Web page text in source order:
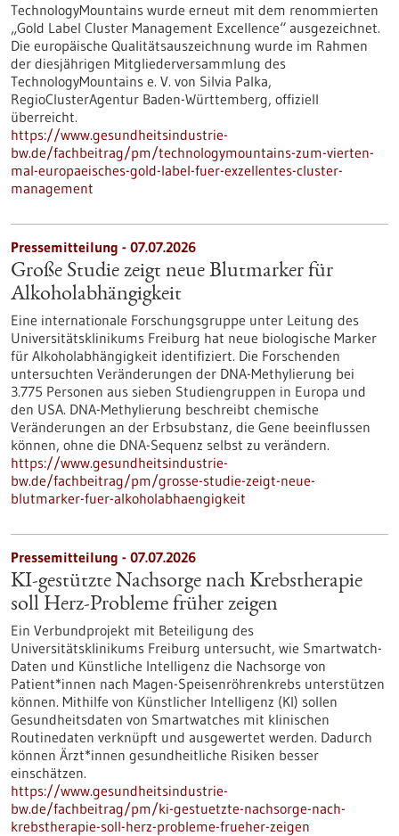
TechnologyMountains wurde erneut mit dem renommierten
„Gold Label Cluster Management Excellence“ ausgezeichnet.
Die europäische Qualitätsauszeichnung wurde im Rahmen
der diesjährigen Mitgliederversammlung des
TechnologyMountains e. V. von Silvia Palka,
RegioClusterAgentur Baden-Württemberg, offiziell
überreicht.
https://www.gesundheitsindustrie-
bw.de/fachbeitrag/pm/technologymountains-zum-vierten-
mal-europaeisches-gold-label-fuer-exzellentes-cluster-
management
Pressemitteilung - 07.07.2026
Große Studie zeigt neue Blutmarker für
Alkoholabhängigkeit
Eine internationale Forschungsgruppe unter Leitung des
Universitätsklinikums Freiburg hat neue biologische Marker
für Alkoholabhängigkeit identifiziert. Die Forschenden
untersuchten Veränderungen der DNA-Methylierung bei
3.775 Personen aus sieben Studiengruppen in Europa und
den USA. DNA-Methylierung beschreibt chemische
Veränderungen an der Erbsubstanz, die Gene beeinflussen
können, ohne die DNA-Sequenz selbst zu verändern.
https://www.gesundheitsindustrie-
bw.de/fachbeitrag/pm/grosse-studie-zeigt-neue-
blutmarker-fuer-alkoholabhaengigkeit
Pressemitteilung - 07.07.2026
KI-gestützte Nachsorge nach Krebstherapie
soll Herz-Probleme früher zeigen
Ein Verbundprojekt mit Beteiligung des
Universitätsklinikums Freiburg untersucht, wie Smartwatch-
Daten und Künstliche Intelligenz die Nachsorge von
Patient*innen nach Magen-Speisenröhrenkrebs unterstützen
können. Mithilfe von Künstlicher Intelligenz (KI) sollen
Gesundheitsdaten von Smartwatches mit klinischen
Routinedaten verknüpft und ausgewertet werden. Dadurch
können Ärzt*innen gesundheitliche Risiken besser
einschätzen.
https://www.gesundheitsindustrie-
bw.de/fachbeitrag/pm/ki-gestuetzte-nachsorge-nach-
krebstherapie-soll-herz-probleme-frueher-zeigen